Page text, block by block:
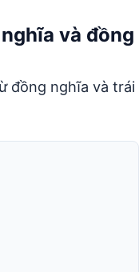
và đồng
đồng nghĩa và trái